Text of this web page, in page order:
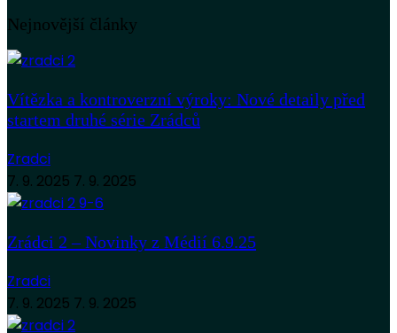
Nejnovější články
Vítězka a kontroverzní výroky: Nové detaily před
startem druhé série Zrádců
Zradci
7. 9. 2025 7. 9. 2025
Zrádci 2 – Novinky z Médií 6.9.25
Zradci
7. 9. 2025 7. 9. 2025